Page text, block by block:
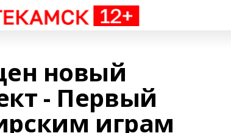
новый
- Первый
играм